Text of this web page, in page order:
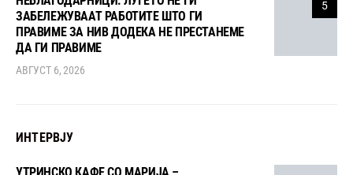
5
ЗАБЕЛЕЖУВААТ РАБОТИТЕ ШТО ГИ
ПРАВИМЕ ЗА НИВ ДОДЕКА НЕ ПРЕСТАНЕМЕ
ДА ГИ ПРАВИМЕ
АВГУСТ 6, 2026
ИНТЕРВЈУ